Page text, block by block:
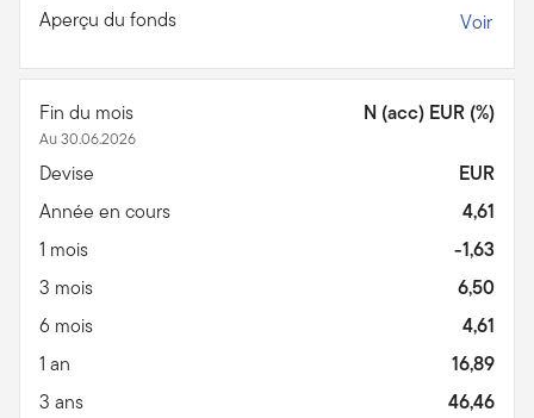
Aperçu du fonds
Voir
Fin du mois
Au 30.06.2026
N (acc) EUR (%)
Devise
EUR
Année en cours
4,61
1 mois
-1,63
3 mois
6,50
6 mois
4,61
1 an
16,89
3 ans
46,46